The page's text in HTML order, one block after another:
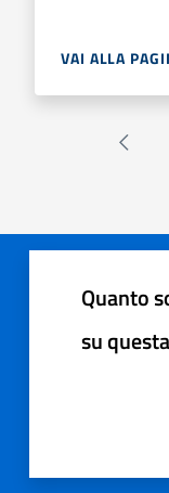
VAI ALLA
Quanto
su